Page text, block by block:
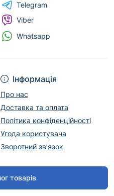
Інформація
Про нас
Доставка та оплата
Політика конфіденційності
Угода користувача
Зворотний зв’язок
товарів
Telegram
Viber
Whatsapp